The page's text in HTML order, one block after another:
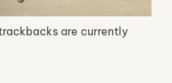
are currently